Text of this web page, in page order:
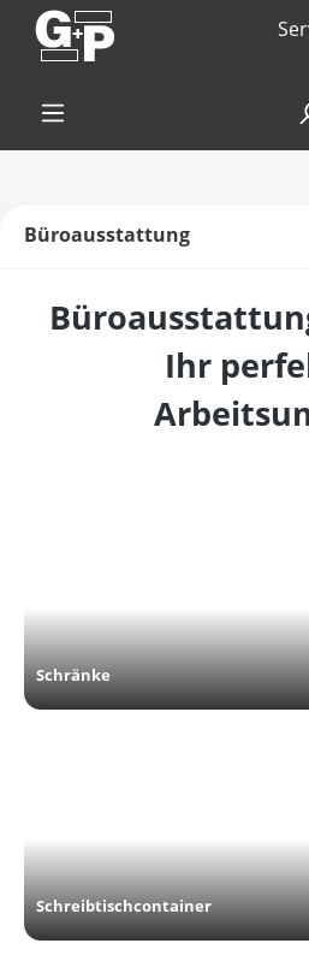
Zum Hauptinhalt springen
Büroausstattung
Ihr
Schränke
Schreibtischcontainer